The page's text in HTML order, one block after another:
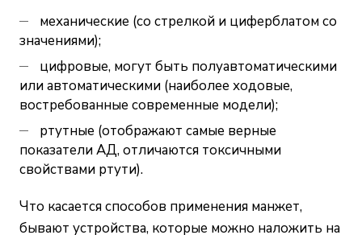
механические (со стрелкой и циферблатом со
значениями);
цифровые, могут быть полуавтоматическими
или автоматическими (наиболее ходовые,
востребованные современные модели);
ртутные (отображают самые верные
показатели АД, отличаются токсичными
свойствами ртути).
Что касается способов применения манжет,
бывают устройства, которые можно наложить на